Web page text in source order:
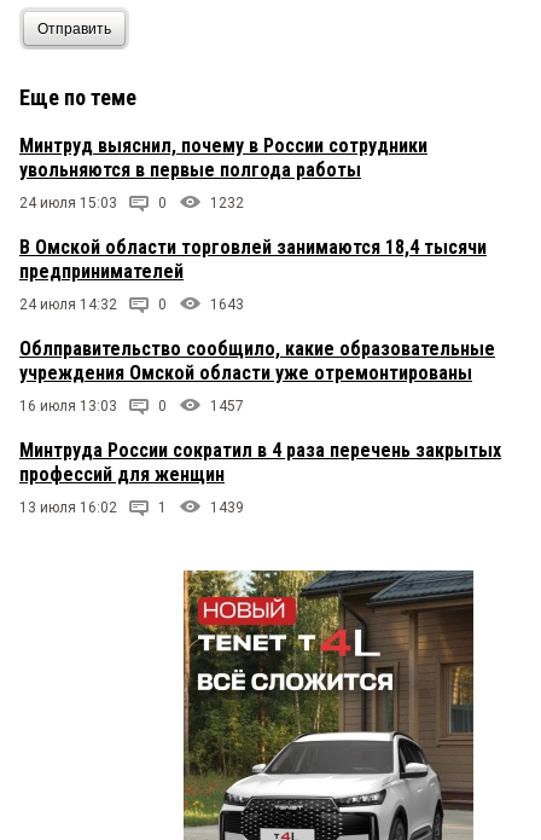
Отправить
Еще по теме
Минтруд выяснил, почему в России сотрудники
увольняются в первые полгода работы
24 июля 15:03 0 1232
В Омской области торговлей занимаются 18,4 тысячи
предпринимателей
24 июля 14:32 0 1643
Облправительство сообщило, какие образовательные
учреждения Омской области уже отремонтированы
16 июля 13:03 0 1457
Минтруда России сократил в 4 раза перечень закрытых
профессий для женщин
13 июля 16:02 1 1439